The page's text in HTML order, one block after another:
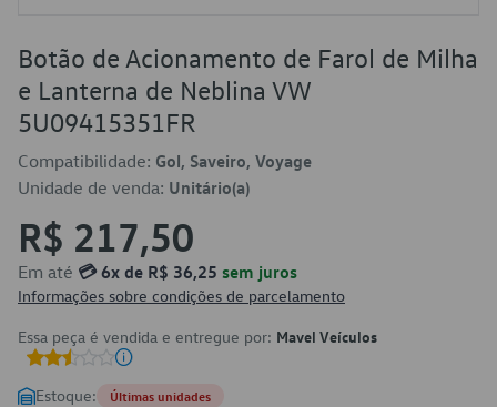
Botão de Acionamento de Farol de Milha
e Lanterna de Neblina VW
5U09415351FR
Compatibilidade: Gol, Saveiro, Voyage
Unidade de venda: Unitário(a)
R$ 217,50
Em até 💳 6x de R$ 36,25 sem juros
Informações sobre condições de parcelamento
Essa peça é vendida e entregue por: Mavel Veículos
Estoque: Últimas unidades